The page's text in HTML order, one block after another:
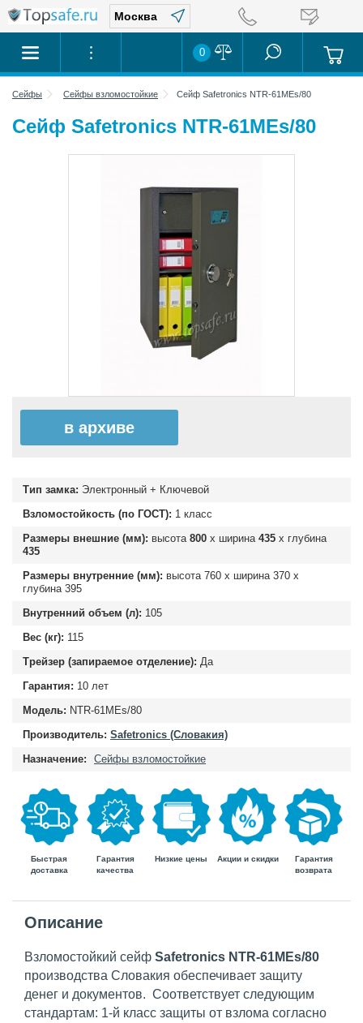
0
Сейфы Сейфы взломостойкие Сейф Safetronics NTR-61MEs/80
Сейф Safetronics NTR-61MEs/80
в архиве
Тип замка: Электронный + Ключевой
Взломостойкость (по ГОСТ): 1 класс
Размеры внешние (мм): высота 800 х ширина 435 х глубина
435
Размеры внутренние (мм): высота 760 х ширина 370 х
глубина 395
Внутренний объем (л): 105
Вес (кг): 115
Трейзер (запираемое отделение): Да
Гарантия: 10 лет
Модель: NTR-61MEs/80
Производитель: Safetronics (Словакия)
Назначение:
Сейфы взломостойкие
Быстрая
доставка
Гарантия
качества
Низкие цены Акции и скидки
Гарантия
возврата
Описание
Взломостойкий сейф Safetronics NTR-61MEs/80
производства Словакия обеспечивает защиту
денег и документов. Соответствует следующим
стандартам: 1-й класс защиты от взлома согласно